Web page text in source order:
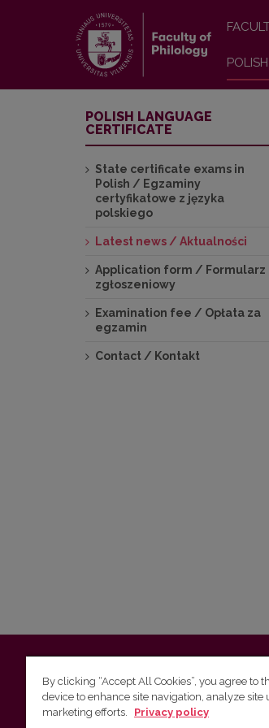
POLISH LANGUAGE
CERTIFICATE
State certificate exams in
Polish / Egzaminy
certyfikatowe z języka
polskiego
Latest news / Aktualności
Application form / Formularz
zgłoszeniowy
Examination fee / Opłata za
egzamin
Contact / Kontakt
Vilnius UniversityFaculty of Philology | 5
Studies unit(for questions about
By clicking “Accept All Cookies”, you agree to
device to enhance site navigation, analyze site
marketing efforts.
Privacy policy